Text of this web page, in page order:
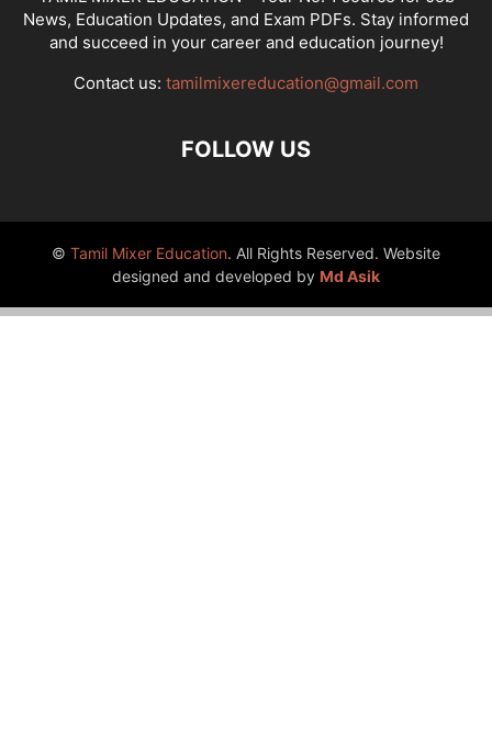
News, Education Updates, and Exam PDFs. Stay informed
and succeed in your career and education journey!
Contact us: tamilmixereducation@gmail.com
FOLLOW US
© Tamil Mixer Education. All Rights Reserved. Website
designed and developed by Md Asik